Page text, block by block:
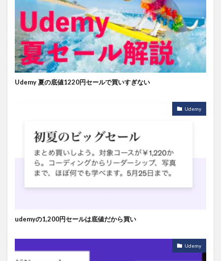
Udemy 夏の底値1220円セールで買いすぎない
Udemy
udemyの1,200円セールは底値だから買い
Udemy